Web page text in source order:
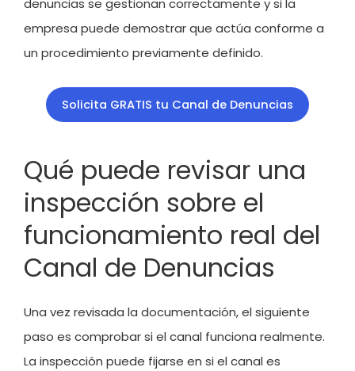
denuncias se gestionan correctamente y si la
empresa puede demostrar que actúa conforme a
un procedimiento previamente definido.
Solicita GRATIS tu Canal de Denuncias
Qué puede revisar una
inspección sobre el
funcionamiento real del
Canal de Denuncias
Una vez revisada la documentación, el siguiente
paso es comprobar si el canal funciona realmente.
La inspección puede fijarse en si el canal es